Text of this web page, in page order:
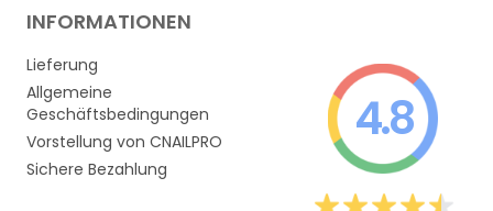
INFORMATIONEN
Lieferung
Allgemeine
Geschäftsbedingungen
Vorstellung von CNAILPRO
Sichere Bezahlung
4.8